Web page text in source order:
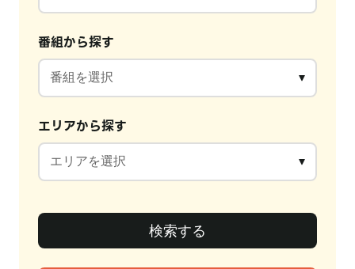
番組から探す
エリアから探す